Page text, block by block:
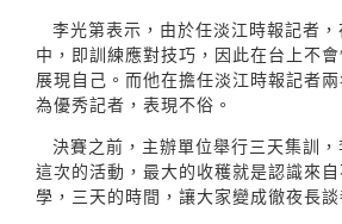
李光第表示，由於任淡江時報記者
中，即訓練應對技巧，因此在台上不
展現自己。而他在擔任淡江時報記者
為優秀記者，表現不俗。
決賽之前，主辦單位舉行三天集訓
這次的活動，最大的收穫就是認識來
學，三天的時間，讓大家變成徹夜長談